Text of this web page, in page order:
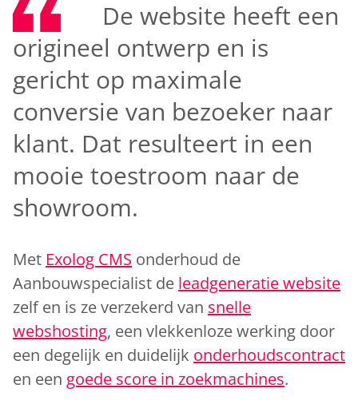
De website heeft een
origineel ontwerp en is
gericht op maximale
conversie van bezoeker naar
klant. Dat resulteert in een
mooie toestroom naar de
showroom.
Met Exolog CMS onderhoud de
Aanbouwspecialist de leadgeneratie website
zelf en is ze verzekerd van snelle
webshosting, een vlekkenloze werking door
een degelijk en duidelijk onderhoudscontract
en een goede score in zoekmachines.